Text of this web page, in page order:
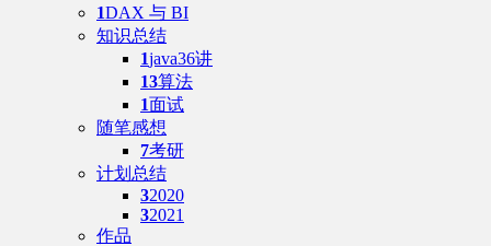
1DAX 与 BI
知识总结
1java36讲
13算法
1面试
随笔感想
7考研
计划总结
32020
32021
作品